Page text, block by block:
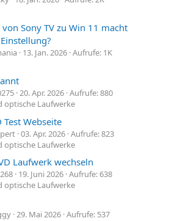
Sony TV zu Win 11 macht
13. Jan. 2026 Aufrufe: 1K
20. Apr. 2026 Aufrufe: 880
optische Laufwerke
Test Webseite
03. Apr. 2026 Aufrufe: 823
optische Laufwerke
Laufwerk wechseln
19. Juni 2026 Aufrufe: 638
optische Laufwerke
29. Mai 2026 Aufrufe: 537